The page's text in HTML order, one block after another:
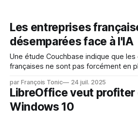
Les entreprises
désemparées face à l'IA
Une étude Couchbase indique que
françaises ne sont pas forcément en
ambition forte, mais une inquiétude réelle : * 66
grandes entreprises françaises voient
opportunité
par François Tonic 24 juil. 2025
LibreOffice veut profiter
Windows 10